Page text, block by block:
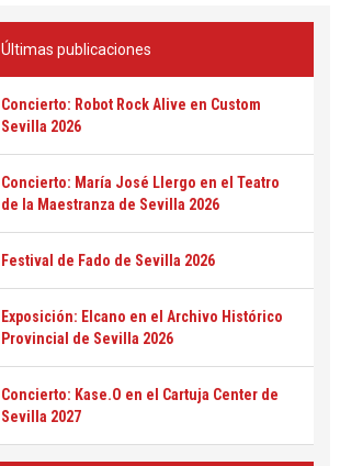
Últimas publicaciones
Concierto: Robot Rock Alive en Custom
Sevilla 2026
Concierto: María José Llergo en el Teatro
de la Maestranza de Sevilla 2026
Festival de Fado de Sevilla 2026
Exposición: Elcano en el Archivo Histórico
Provincial de Sevilla 2026
Concierto: Kase.O en el Cartuja Center de
Sevilla 2027